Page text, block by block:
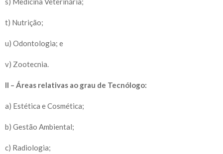
t) Nutrição;
u) Odontologia; e
v) Zootecnia.
II – Áreas relativas ao grau de Tecnólogo:
a) Estética e Cosmética;
b) Gestão Ambiental;
c) Radiologia;